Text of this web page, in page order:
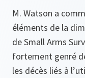
M. Watson a
éléments de la
de Small Arms
fortement genré
les décès liés à